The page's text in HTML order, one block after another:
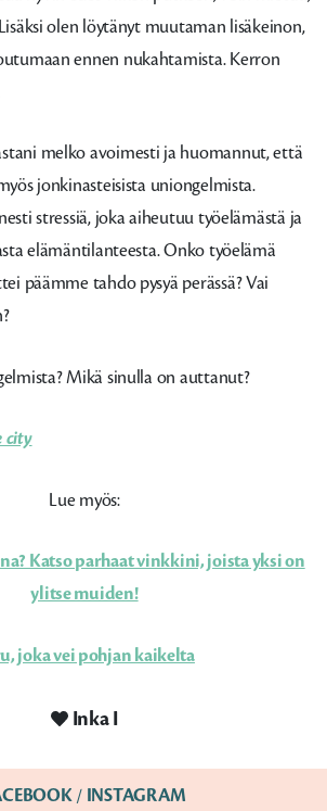
olen löytänyt muutaman lisäkeinon,
ennen nukahtamista. Kerron
melko avoimesti ja huomannut, että
jonkinasteisista uniongelmista.
stressiä, joka aiheutuu työelämästä ja
elämäntilanteesta. Onko työelämä
päämme tahdo pysyä perässä? Vai
Mikä sinulla on auttanut?
city
Lue myös:
Katso parhaat vinkkini, joista yksi on
ylitse muiden!
joka vei pohjan kaikelta
Inka I
/ INSTAGRAM